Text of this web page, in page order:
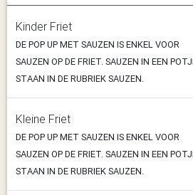
Kinder Friet
DE POP UP MET SAUZEN IS ENKEL VOOR
SAUZEN OP DE FRIET. SAUZEN IN EEN
STAAN IN DE RUBRIEK SAUZEN.
Kleine Friet
DE POP UP MET SAUZEN IS ENKEL VOOR
SAUZEN OP DE FRIET. SAUZEN IN EEN
STAAN IN DE RUBRIEK SAUZEN.